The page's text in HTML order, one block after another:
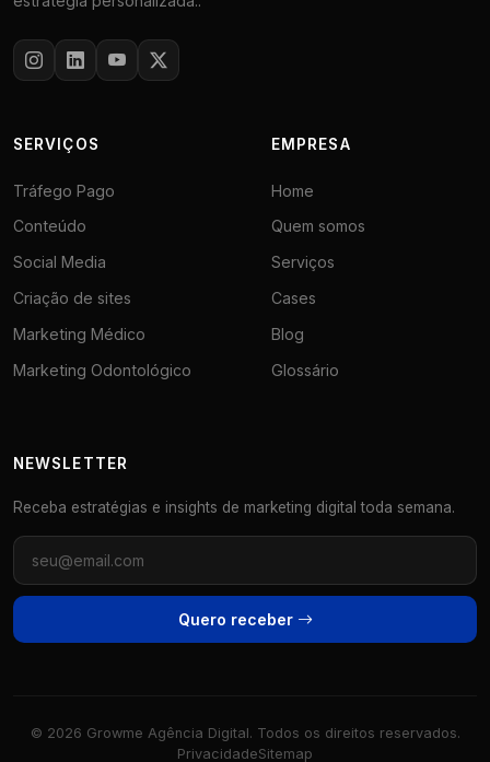
SERVIÇOS
Tráfego Pago
Conteúdo
Social Media
Criação de sites
Marketing Médico
Marketing Odontológico
EMPRESA
Home
Quem somos
Serviços
Cases
Blog
Glossário
NEWSLETTER
Receba estratégias e insights de marketing digital toda semana.
Quero receber
© 2026 Growme Agência Digital. Todos os direitos reservados.
PrivacidadeSitemap